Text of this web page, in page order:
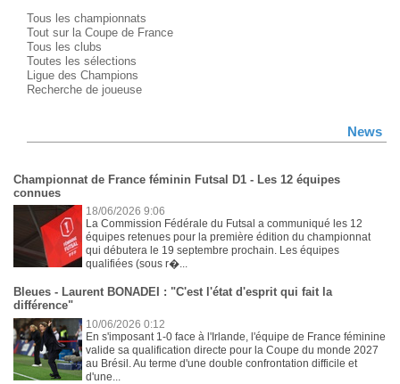
Tous les championnats
Tout sur la Coupe de France
Tous les clubs
Toutes les sélections
Ligue des Champions
Recherche de joueuse
News
Championnat de France féminin Futsal D1 - Les 12 équipes
connues
18/06/2026 9:06
La Commission Fédérale du Futsal a communiqué les 12
équipes retenues pour la première édition du championnat
qui débutera le 19 septembre prochain. Les équipes
qualifiées (sous r�...
Bleues - Laurent BONADEI : "C'est l'état d'esprit qui fait la
différence"
10/06/2026 0:12
En s'imposant 1-0 face à l'Irlande, l'équipe de France féminine
valide sa qualification directe pour la Coupe du monde 2027
au Brésil. Au terme d'une double confrontation difficile et
d'une...